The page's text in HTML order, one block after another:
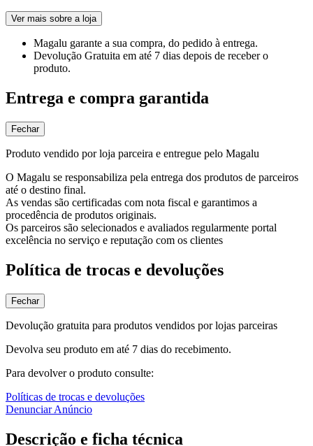
Ver mais sobre a loja
Magalu garante a sua compra, do pedido à entrega.
Devolução Gratuita em até 7 dias depois de receber o
produto.
Entrega e compra garantida
Fechar
Produto vendido por loja parceira e entregue pelo Magalu
O Magalu se responsabiliza pela entrega dos produtos de parceiros
até o destino final.
As vendas são certificadas com nota fiscal e garantimos a
procedência de produtos originais.
Os parceiros são selecionados e avaliados regularmente portal
excelência no serviço e reputação com os clientes
Política de trocas e devoluções
Fechar
Devolução gratuita para produtos vendidos por lojas parceiras
Devolva seu produto em até 7 dias do recebimento.
Para devolver o produto consulte:
Políticas de trocas e devoluções
Denunciar Anúncio
Descrição e ficha técnica